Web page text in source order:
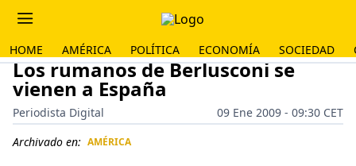
HOME AMÉRICA POLÍTICA ECONOMÍA SOCIEDAD
Los rumanos de Berlusconi se
vienen a España
Periodista Digital
09 Ene 2009 - 09:30 CET
Archivado en: AMÉRICA